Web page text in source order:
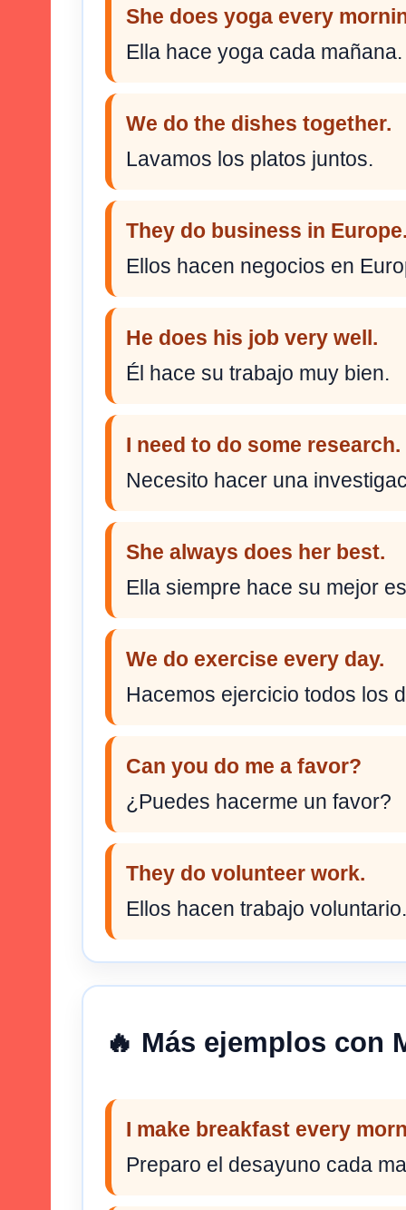
She does yoga every
Ella hace yoga cada mañana.
We do the dishes together.
Lavamos los platos juntos.
They do business in
Ellos hacen negocios en
He does his job very well.
Él hace su trabajo muy bien.
I need to do some research.
Necesito hacer una
She always does her best.
Ella siempre hace su mejor
We do exercise every day.
Hacemos ejercicio todos los
Can you do me a favor?
¿Puedes hacerme un favor?
They do volunteer work.
Ellos hacen trabajo voluntario.
🔥 Más ejemplos con
I make breakfast every
Preparo el desayuno cada